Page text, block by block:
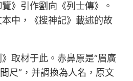
》引作劉向《列士傳》。
中，《搜神記》載述的故
取材于此。赤鼻原是“眉廣
尺”，并調換為人名，原文